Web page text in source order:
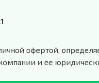
офертой,
и ее